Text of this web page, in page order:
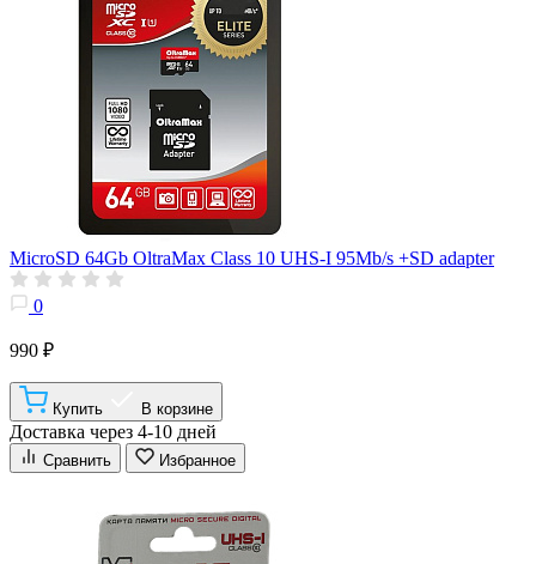
MicroSD 64Gb OltraMax Class 10 UHS-I 95Mb/s +SD adapter
0
990 ₽
Купить В корзине
Доставка через 4-10 дней
Сравнить Избранное